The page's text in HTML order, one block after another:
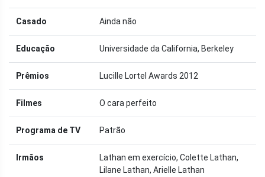
Casado Ainda não
Educação Universidade da California, Berkeley
Prêmios Lucille Lortel Awards 2012
Filmes O cara perfeito
Programa de TV Patrão
Irmãos
Lathan em exercício, Colette Lathan,
Lilane Lathan, Arielle Lathan